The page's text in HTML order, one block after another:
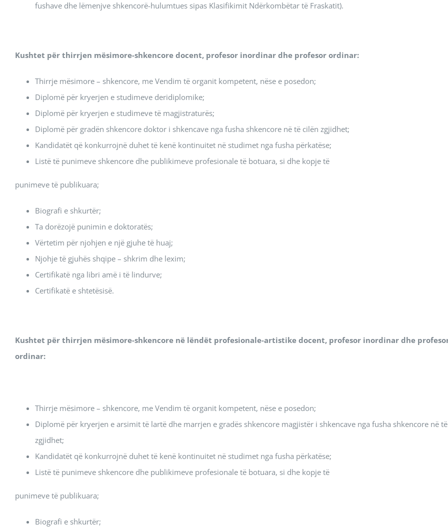
fushave dhe lëmenjve shkencorë-hulumtues sipas Klasifikimit Ndërkombëtar të Fraskatit).
Kushtet për thirrjen mësimore-shkencore docent, profesor inordinar dhe profesor ordinar:
Thirrje mësimore – shkencore, me Vendim të organit kompetent, nëse e posedon;
Diplomë për kryerjen e studimeve deridiplomike;
Diplomë për kryerjen e studimeve të magjistraturës;
Diplomë për gradën shkencore doktor i shkencave nga fusha shkencore në të cilën zgjidhet;
Kandidatët që konkurrojnë duhet të kenë kontinuitet në studimet nga fusha përkatëse;
Listë të punimeve shkencore dhe publikimeve profesionale të botuara, si dhe kopje të
punimeve të publikuara;
Biografi e shkurtër;
Ta dorëzojë punimin e doktoratës;
Vërtetim për njohjen e një gjuhe të huaj;
Njohje të gjuhës shqipe – shkrim dhe lexim;
Certifikatë nga libri amë i të lindurve;
Certifikatë e shtetësisë.
Kushtet për thirrjen mësimore-shkencore në lëndët profesionale-artistike docent, profesor inordinar dhe
ordinar:
Thirrje mësimore – shkencore, me Vendim të organit kompetent, nëse e posedon;
Diplomë për kryerjen e arsimit të lartë dhe marrjen e gradës shkencore magjistër i shkencave nga fusha shkencore në
zgjidhet;
Kandidatët që konkurrojnë duhet të kenë kontinuitet në studimet nga fusha përkatëse;
Listë të punimeve shkencore dhe publikimeve profesionale të botuara, si dhe kopje të
punimeve të publikuara;
Biografi e shkurtër;